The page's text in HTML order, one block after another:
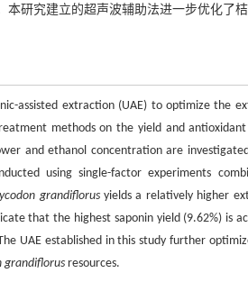
本研究建立的超声波辅助法进一步优化了
assisted extraction (UAE) to optimize the
methods on the yield and
and ethanol concentration are
using single-factor experiments
grandiflorusyields a relatively higher
that the highest saponin yield (9.62%) is
UAE established in this study further
grandiflorus resources.